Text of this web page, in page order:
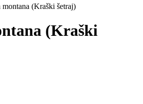
montana (Kraški šetraj)
(Kraški